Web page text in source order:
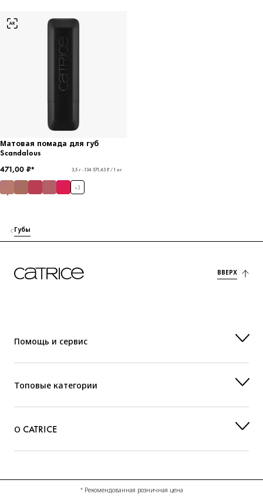
Матовая помада для губ
Scandalous
471,00 ₽*
3,5 г - 134 571,43 ₽ / 1 кг
+3
Губы
ВВЕРХ
Помощь и сервис
Топовые категории
О CATRICE
* Рекомендованная розничная цена